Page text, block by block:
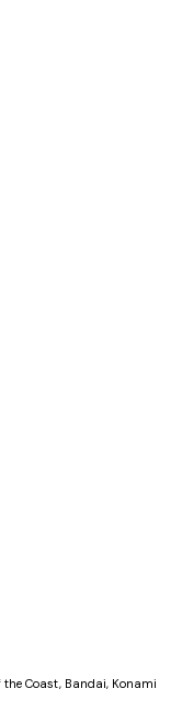
Coast, Bandai, Konami